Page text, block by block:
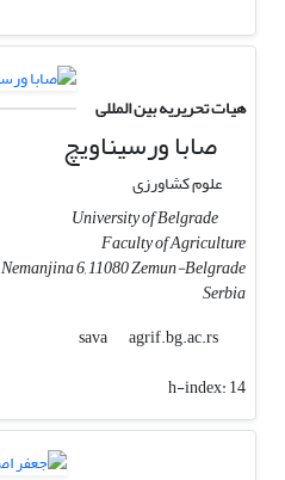
هیات تحریریه بین المللی
صابا ورسیناویچ
علوم کشاورزی
University of Belgrade
Faculty of Agriculture
Nemanjina 6, 11080 Zemun-Belgrade
Serbia
sava
agrif.bg.ac.rs
h-index:14